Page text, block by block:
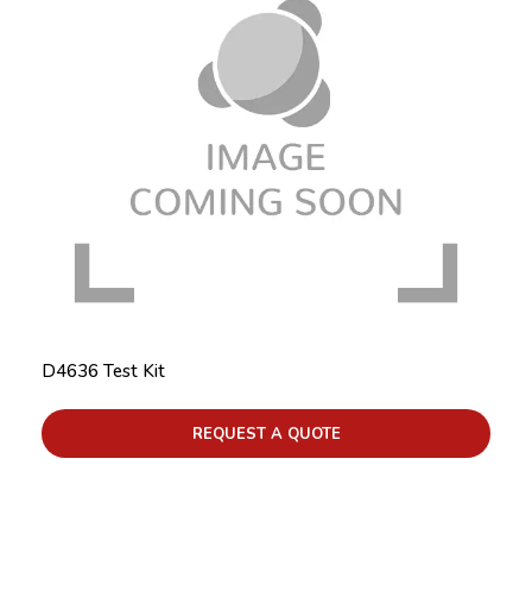
D4636 Test Kit
REQUEST A QUOTE